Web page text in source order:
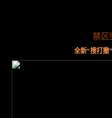
禁区
全新“搜打撤